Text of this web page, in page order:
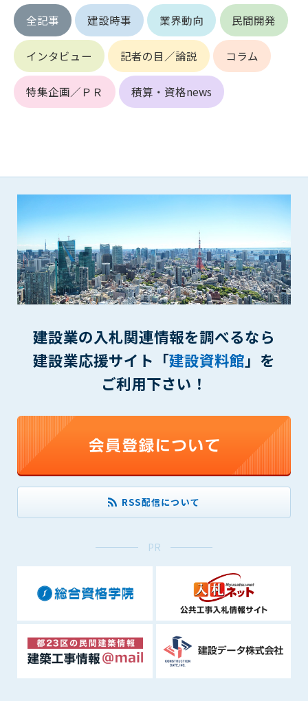
全記事 建設時事 業界動向 民間開発
インタビュー 記者の目／論説 コラム
特集企画／ＰＲ 積算・資格news
建設業の入札関連情報を調べるなら
建設業応援サイト「建設資料館」を
ご利用下さい！
RSS配信について
PR
(2) 第三者または管理者の財産、プライバシー等を侵害する行
為
(3) 第三者または管理者を誹謗中傷する行為
(4) 有害なコンピュータプログラム等を送信又は書き込む行為
(5) 第三者に不利益を与える行為
(6) 管理者が承認していない営利を目的とした行為
(7) 公序良俗に反する行為
第7条（登録内容の削除）
管理者は、会員が登録した内容が以下に該当する、またはその
恐れのあるものは、会員の承諾なく削除できるものとします。
(1) 登録されている情報が、第6条の定める禁止事項に該当する
と管理者が、判断した場合
(2) 建設資料館の運営および保守管理上、必要と判断した場合
(4) その他、管理者が不適当と判断した場合
第8条（サービスの変更・中止等）
管理者は、会員の承諾なく、本サービス内容の変更(新規追加、
廃止を含み)し、本サービスの運営を中止または廃止することが
被った損害について管理者は､一切の責任をも負わないものと
します。
第9条（会員の個人情報）
会員の氏名、住所、性別、年齢、メールアドレスその他本サー
ビスの提供に関連して管理者が知り得た会員の個人情報（以下
個人情報といいます）について、管理者は、以下の各号に該当
する場合を除き、第三者に開示または提供しないものとしま
(1) 会員が、自己の個人情報の開示に事前に同意している場合
(2) 個々の会員を特定できない統計的な処理をした形式で第三
(3) 第三者および管理者の権利、財産、安全等を保護するため
に必要であると管理者が判断した場合
(4) 法令等により開示を求められた場合
第10条（免責事項）
管理者は、会員が登録した内容が以下に該当する、またはその